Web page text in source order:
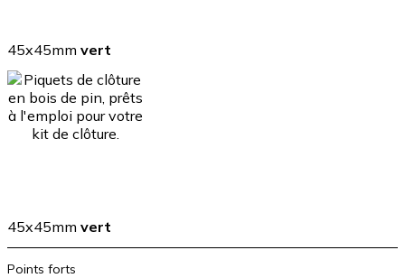
45x45mm vert
45x45mm vert
Points forts